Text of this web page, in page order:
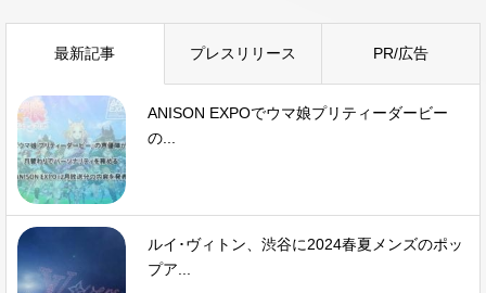
最新記事 プレスリリース PR/広告
ANISON EXPOでウマ娘プリティーダービー
の...
ルイ･ヴィトン、渋谷に2024春夏メンズのポッ
プア...